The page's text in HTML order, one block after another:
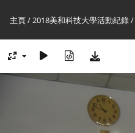
主頁/2018美和科技大學活動紀錄/